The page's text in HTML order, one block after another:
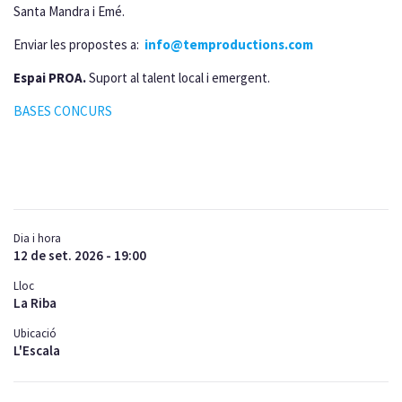
Santa Mandra i Emé.
Enviar les propostes a: info@temproductions.com
Espai PROA.Suport al talent local i emergent.
BASES CONCURS
Dia i hora
12 de set. 2026 - 19:00
Lloc
La Riba
Ubicació
L'Escala